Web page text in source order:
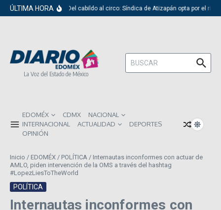
Saltar al contenido
ÚLTIMA HORA Del cabildo al circo: Síndica de Atizapán opta por el
La Voz del Estado de México
Buscar:
EDOMÉX CDMX
NACIONAL
INTERNACIONAL
ACTUALIDAD
DEPORTES
OPINIÓN
Inicio / EDOMÉX / POLÍTICA / Internautas inconformes con actuar de
AMLO, piden intervención de la OMS a través del hashtag
#LopezLiesToTheWorld
POLÍTICA
Internautas inconformes con